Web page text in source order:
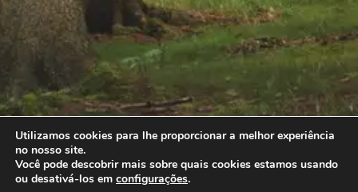
Utilizamos cookies para lhe proporcionar a melhor experiência
no nosso site.
Você pode descobrir mais sobre quais cookies estamos usando
ou desativá-los em configurações.